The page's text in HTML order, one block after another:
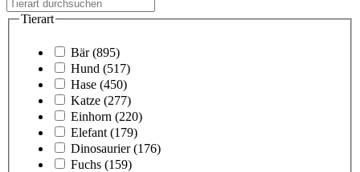
Tierart
Bär (895)
Hund (517)
Hase (450)
Katze (277)
Einhorn (220)
Elefant (179)
Dinosaurier (176)
Fuchs (159)